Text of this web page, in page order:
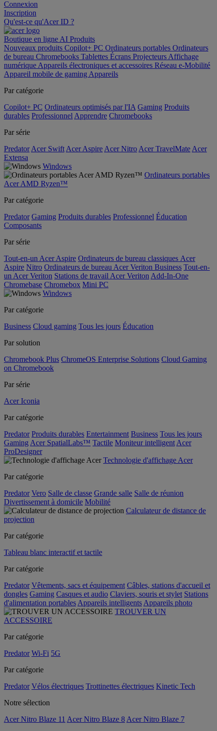
Connexion
Inscription
Qu'est-ce qu'Acer ID ?
Boutique en ligne AI Produits
Nouveaux produits Copilot+ PC Ordinateurs portables Ordinateurs
de bureau Chromebooks Tablettes Écrans Projecteurs Affichage
numérique Appareils électroniques et accessoires Réseau e-Mobilité
Appareil mobile de gaming Appareils
Par catégorie
Copilot+ PC Ordinateurs optimisés par l'IA Gaming Produits
durables Professionnel Apprendre Chromebooks
Par série
Predator Acer Swift Acer Aspire Acer Nitro Acer TravelMate Acer
Extensa
Windows
Ordinateurs portables
Acer AMD Ryzen™
Par catégorie
Predator Gaming Produits durables Professionnel Éducation
Composants
Par série
Tout-en-un Acer Aspire Ordinateurs de bureau classiques Acer
Aspire Nitro Ordinateurs de bureau Acer Veriton Business Tout-en-
un Acer Veriton Stations de travail Acer Veriton Add-In-One
Chromebase Chromebox Mini PC
Windows
Par catégorie
Business Cloud gaming Tous les jours Éducation
Par solution
Chromebook Plus ChromeOS Enterprise Solutions Cloud Gaming
on Chromebook
Par série
Acer Iconia
Par catégorie
Predator Produits durables Entertainment Business Tous les jours
Gaming Acer SpatialLabs™ Tactile Moniteur intelligent Acer
ProDesigner
Technologie d'affichage Acer
Par catégorie
Predator Vero Salle de classe Grande salle Salle de réunion
Divertissement à domicile Mobilité
Calculateur de distance de
projection
Par catégorie
Tableau blanc interactif et tactile
Par catégorie
Predator Vêtements, sacs et équipement Câbles, stations d'accueil et
dongles Gaming Casques et audio Claviers, souris et stylet Stations
d'alimentation portables Appareils intelligents Appareils photo
TROUVER UN
ACCESSOIRE
Par catégorie
Predator Wi-Fi 5G
Par catégorie
Predator Vélos électriques Trottinettes électriques Kinetic Tech
Notre sélection
Acer Nitro Blaze 11 Acer Nitro Blaze 8 Acer Nitro Blaze 7